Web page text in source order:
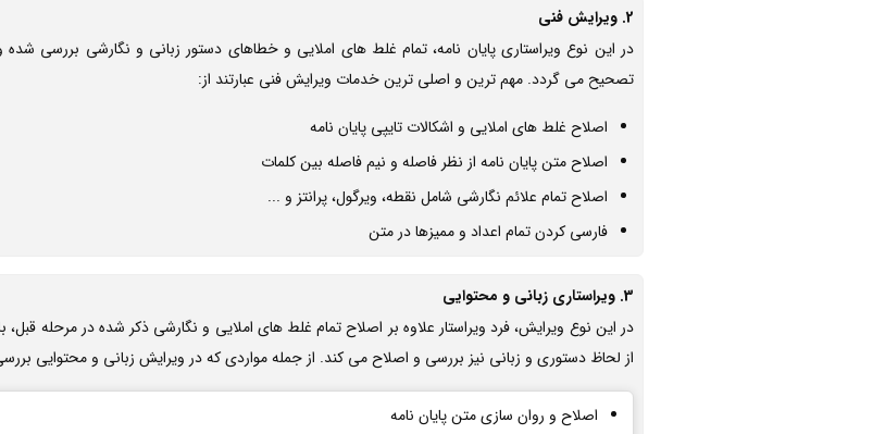
2. ویرایش فنی
در این نوع ویراستاری پایان نامه، تمام غلط های املایی و خطاهای دستور زبانی و نگارشی بررسی شده
تصحیح می گردد. مهم ترین و اصلی ترین خدمات ویرایش فنی عبارتند از:
اصلاح غلط های املایی و اشکالات تایپی پایان نامه
اصلاح متن پایان نامه از نظر فاصله و نیم فاصله بین کلمات
اصلاح تمام علائم نگارشی شامل نقطه، ویرگول، پرانتز و ...
فارسی کردن تمام اعداد و ممیزها در متن
3. ویراستاری زبانی و محتوایی
در این نوع ویرایش، فرد ویراستار علاوه بر اصلاح تمام غلط های املایی و نگارشی ذکر شده در مرحله قبل،
از لحاظ دستوری و زبانی نیز بررسی و اصلاح می کند. از جمله مواردی که در ویرایش زبانی و محتوایی
اصلاح و روان سازی متن پایان نامه